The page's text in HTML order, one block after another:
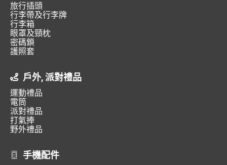
旅行插頭
行李帶及行李牌
行李箱
眼罩及頸枕
密碼鎖
護照套
戶外, 派對禮品
運動禮品
電筒
派對禮品
打氣捧
野外禮品
手機配件